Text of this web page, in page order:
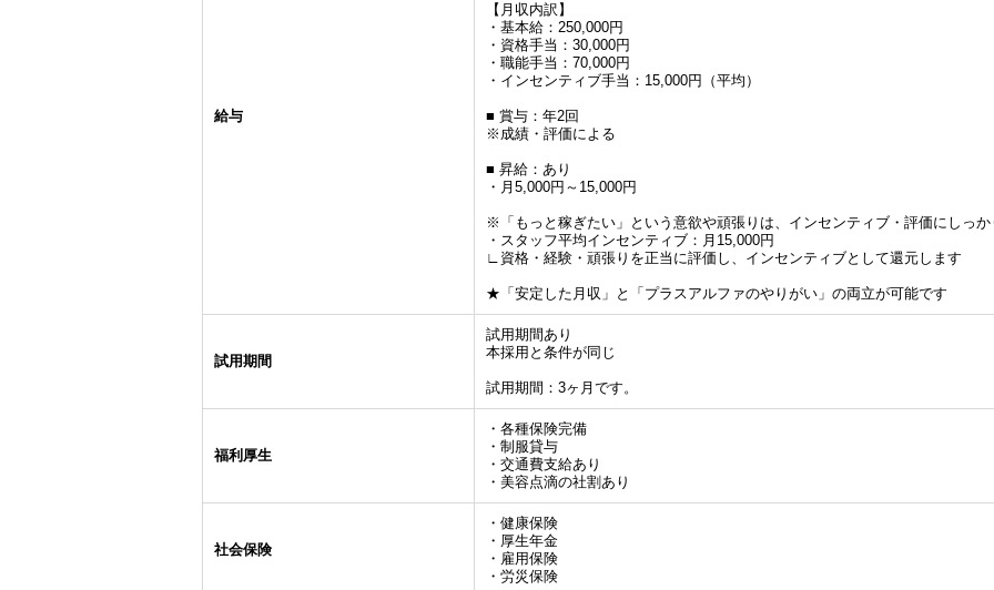
給与
【月収内訳】
・基本給：250,000円
・資格手当：30,000円
・職能手当：70,000円
・インセンティブ手当：15,000円（平均）
■ 賞与：年2回
※成績・評価による
■ 昇給：あり
・月5,000円～15,000円
※「もっと稼ぎたい」という意欲や頑張りは、インセンティブ・評価にしっ
・スタッフ平均インセンティブ：月15,000円
∟資格・経験・頑張りを正当に評価し、インセンティブとして還元します
★「安定した月収」と「プラスアルファのやりがい」の両立が可能です
試用期間
試用期間あり
本採用と条件が同じ
試用期間：3ヶ月です。
福利厚生
・各種保険完備
・制服貸与
・交通費支給あり
・美容点滴の社割あり
社会保険
・健康保険
・厚生年金
・雇用保険
・労災保険